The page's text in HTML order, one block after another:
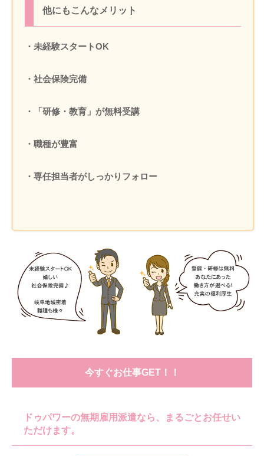
他にもこんなメリット
・未経験スタートOK
・社会保険完備
・「研修・教育」が無料受講
・職種が豊富
・専任担当者がしっかりフォロー
今すぐお仕事GET！！
ドゥパワーの無期雇用派遣なら、まるごとお任せい
ただけます。